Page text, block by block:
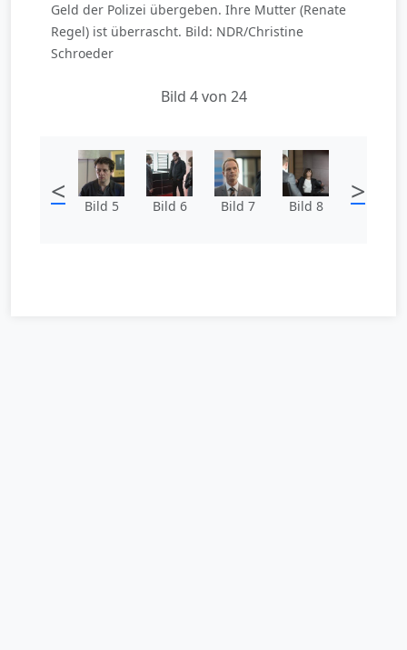
Geld der Polizei übergeben. Ihre Mutter (Renate
Regel) ist überrascht. Bild: NDR/Christine
Schroeder
Bild 4 von 24
< Bild 5 Bild 6 Bild 7 Bild 8 >